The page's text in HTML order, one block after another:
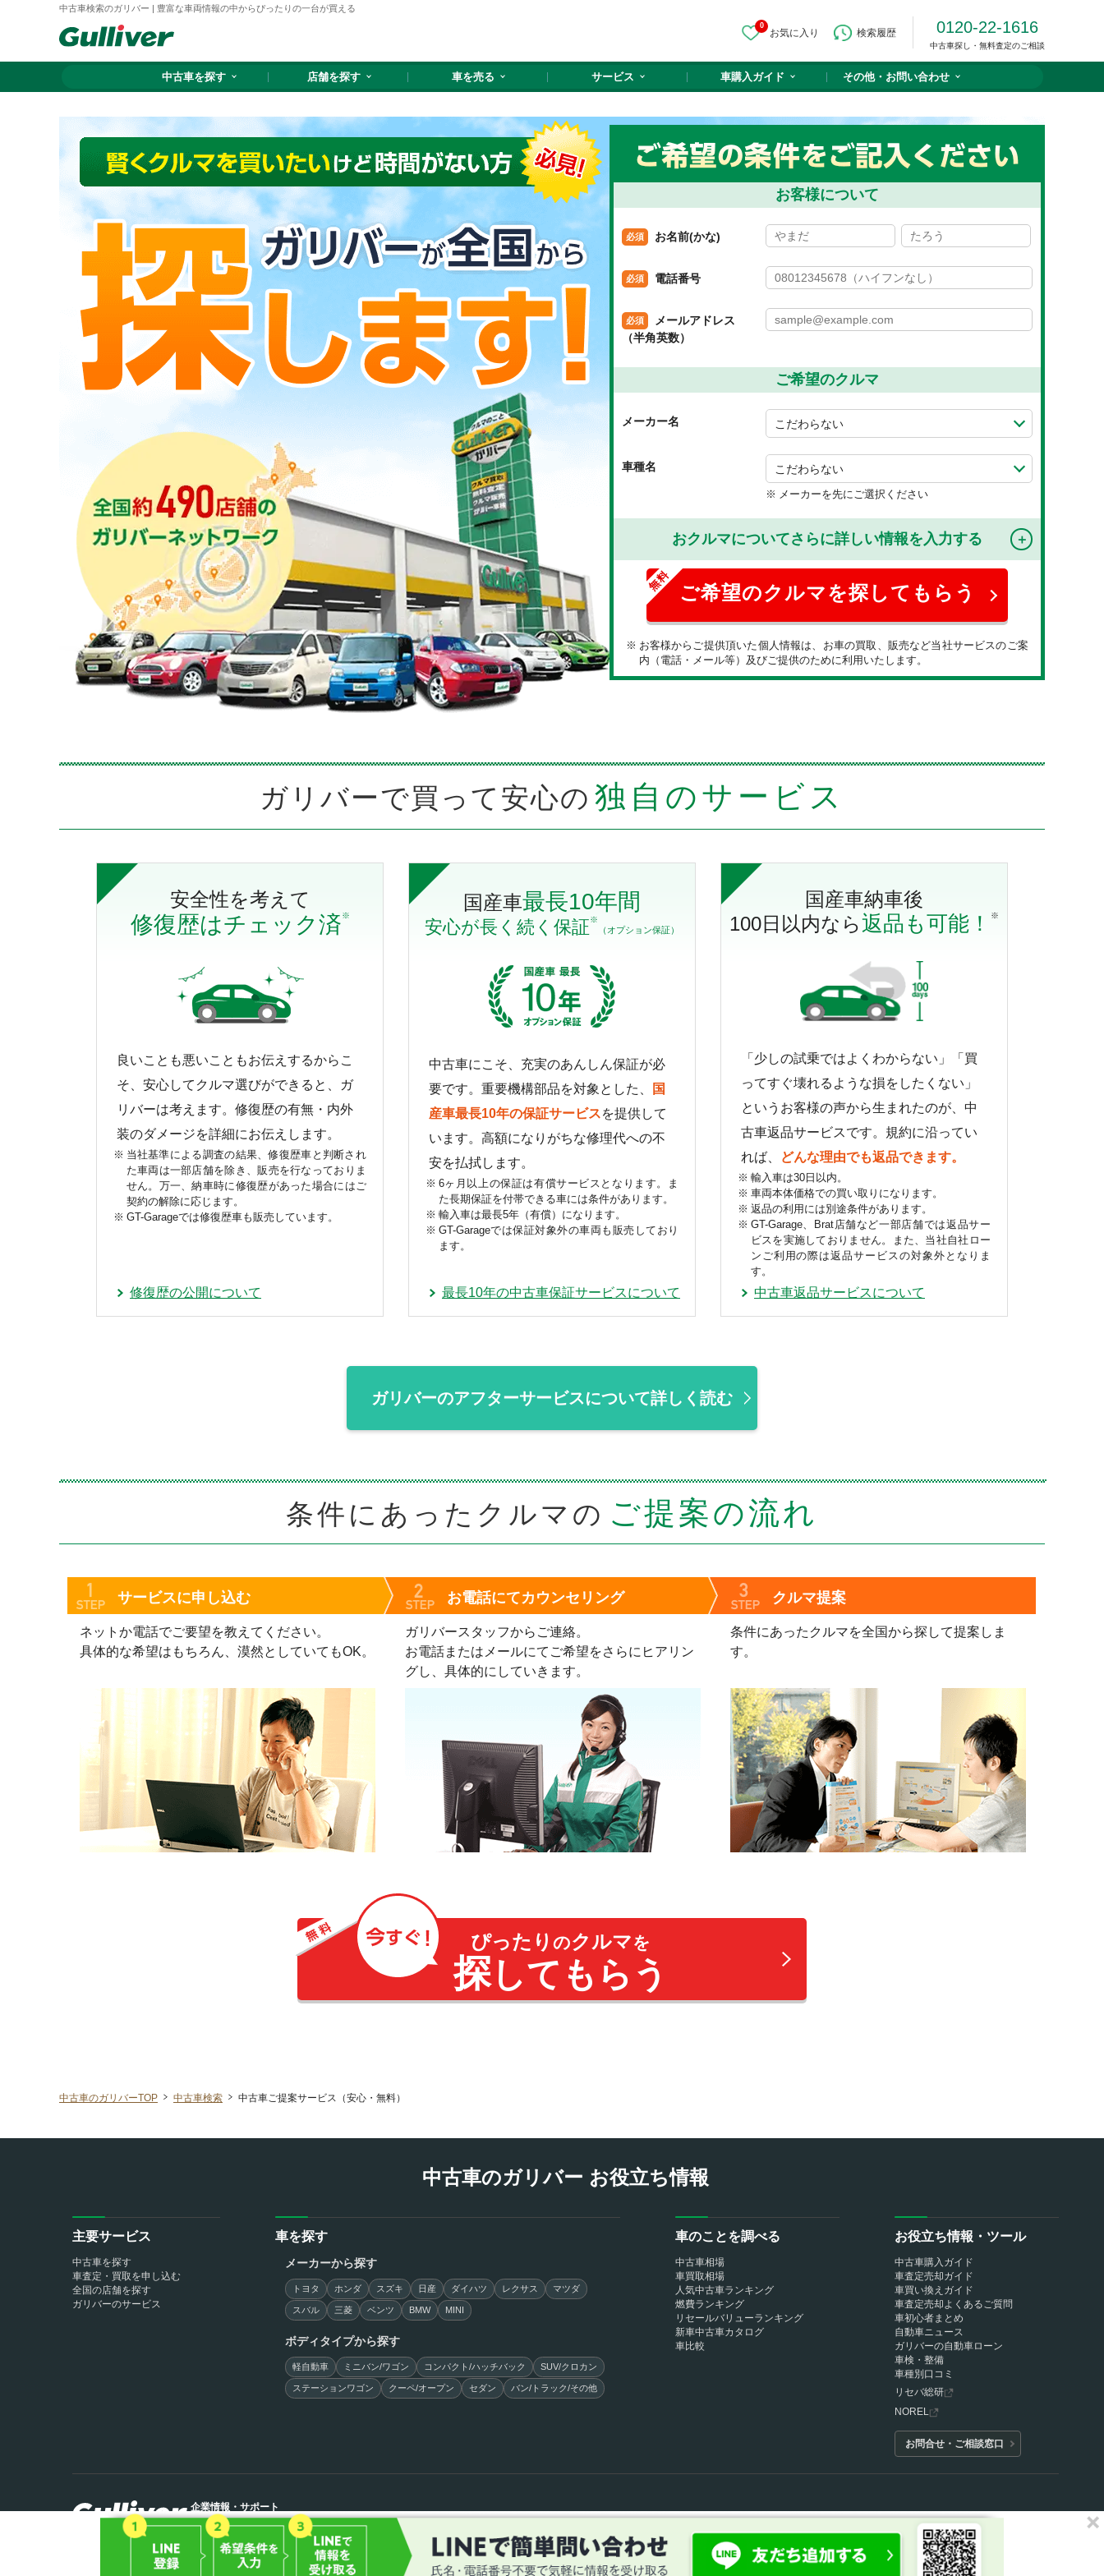
中古車検索のガリバー | 豊富な車両情報の中からぴったりの一台が買える
0
お気に入り 検索履歴 0120-22-1616
中古車探し・無料査定のご相談
中古車を探す 店舗を探す 車を売る サービス 車購入ガイド その他・ お問い合わせ
ご希望の条件をご記入ください
お客様について
お名前(かな)
電話番号
メールアドレス
（半角英数）
ご希望のクルマ
メーカー名
車種名
メーカーを先にご選択ください
おクルマについてさらに詳しい情報を入力する
お客様からご提供頂いた個人情報は、お車の買取、販売など当社サービスのご案
内（電話・メール等）及びご提供のために利用いたします。
ガリバーで買って安心の 独自のサービス
安全性を考えて
修復歴はチェック済※
良いことも悪いこともお伝えするからこ
そ、安心してクルマ選びができると、ガ
リバーは考えます。修復歴の有無・内外
装のダメージを詳細にお伝えします。
当社基準による調査の結果、修復歴車と判断され
た車両は一部店舗を除き、販売を行なっておりま
せん。万一、納車時に修復歴があった場合にはご
契約の解除に応じます。
GT-Garageでは修復歴車も販売しています。
修復歴の公開について
国産車最長10年間
安心が長く続く保証※
（オプション保証）
中古車にこそ、充実のあんしん保証が必
要です。重要機構部品を対象とした、
国
産車最長10年の保証サービスを提供して
います。高額になりがちな修理代への不
安を払拭します。
6ヶ月以上の保証は有償サービスとなります。ま
た長期保証を付帯できる車には条件があります。
輸入車は最長5年（有償）になります。
GT-Garageでは保証対象外の車両も販売しており
ます。
最長10年の中古車保証サービスについて
国産車納車後
100日以内なら返品も可能！ ※
「少しの試乗ではよくわからない」「買
ってすぐ壊れるような損をしたくない」
というお客様の声から生まれたのが、中
古車返品サービスです。規約に沿ってい
れば、
どんな理由でも返品できます。
輸入車は30日以内。
車両本体価格での買い取りになります。
返品の利用には別途条件があります。
GT-Garage、Brat店舗など一部店舗では返品サー
ビスを実施しておりません。また、当社自社ロー
ンご利用の際は返品サービスの対象外となりま
す。
中古車返品サービスについて
ガリバーのアフターサービスについて詳しく読む
条件にあったクルマの ご提案の流れ
サービスに申し込む
ネットか電話でご要望を教えてください。
具体的な希望はもちろん、漠然としていてもOK。
お電話にてカウンセリング
ガリバースタッフからご連絡。
お電話またはメールにてご希望をさらにヒアリン
グし、具体的にしていきます。
クルマ提案
条件にあったクルマを全国から探して提案しま
す。
ぴったり のクルマを
探してもらう
中古車のガリバーTOP 中古車検索 中古車ご提案サービス（安心・無料）
中古車のガリバー お役立ち情報
主要サービス
中古車を探す
車査定・買取を申し込む
全国の店舗を探す
ガリバーのサービス
車を探す
メーカーから探す
トヨタ ホンダ スズキ 日産 ダイハツ レクサス マツダ
スバル 三菱 ベンツ BMW MINI
ボディタイプから探す
軽自動車 ミニバン/ワゴン コンパクト/ハッチバック SUV/クロカン
ステーションワゴン クーペ/オープン セダン バン/トラック/その他
車のことを調べる
中古車相場
車買取相場
人気中古車ランキング
燃費ランキング
リセールバリューランキング
新車中古車カタログ
車比較
お役立ち情報・ツール
中古車購入ガイド
車査定売却ガイド
車買い換えガイド
車査定売却よくあるご質問
車初心者まとめ
自動車ニュース
ガリバーの自動車ローン
車検・整備
車種別口コミ
リセバ総研
NOREL
お問合せ・ご相談窓口
©2000 - 2026 IDOM Inc.
企業情報・サポート
よくあるご質問 お客様の声 会社案内 サイトの使用条件 古物営業法に基づく表示保険代理店業務に関する基本方針アフィリエイトパートナー募集
サイトマップ